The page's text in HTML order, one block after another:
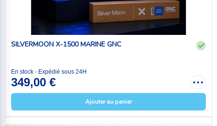
SILVERMOON X-1500 MARINE GNC
En stock - Expédié sous 24H
349,00 €
Ajouter au panier